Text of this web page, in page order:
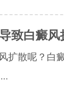
致白癜风
扩散呢？白